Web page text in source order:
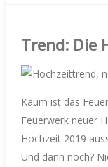
Trend: Die
Kaum ist das
Feuerwerk neuer
Hochzeit 2019
Und dann noch?